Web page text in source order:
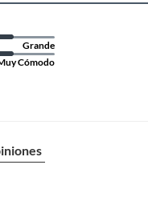
Grande
Cómodo